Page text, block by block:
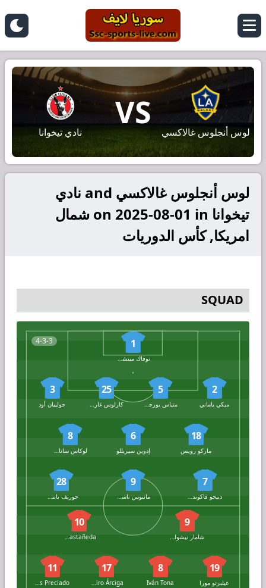
لوس أنجلوس غالاكسي
VS
نادي تيخوانا
لوس أنجلوس غالاكسي and نادي
تيخوانا on 2025-08-01 in شمال
امريكا, كأس الدوريات
SQUAD
4-3-3 1
نوفاك ميتشوفيتش
2
ميكي ياماني
5
متياس يورجنسن
25
كارلوس غارسيس
3
جولييان أود
18
ماركو رويس
6
إدوين سيريللو
8
7
دييجو فاكونديز
9
ماتيوس ناسيمنتو
28
جوزيف بانتسيل
9
شامار نيشولسون
10
Kevin Castañeda
19
غيلبرتو مورا
8
Iván Tona
17
Ramiro Árciga
11
Adonis Preciado